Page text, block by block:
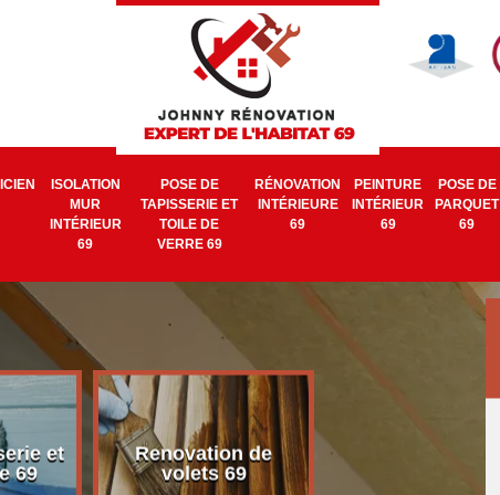
ISOLATION
MUR
INTÉRIEUR
69
POSE DE
TAPISSERIE ET
TOILE DE
VERRE 69
RÉNOVATION
INTÉRIEURE
69
PEINTURE
INTÉRIEUR
69
POSE DE
PARQUET
69
et
69
Renovation de
volets 69